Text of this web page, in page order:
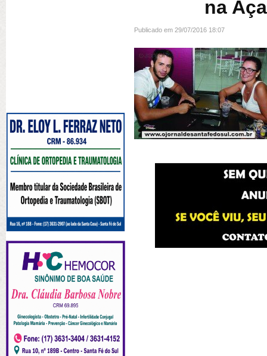
na
Publicado em 29/07/2016 18:07